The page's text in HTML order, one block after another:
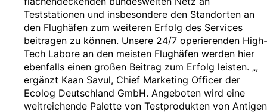
Teststationen und insbesondere den Standorten an
den Flughäfen zum weiteren Erfolg des Services
beitragen zu können. Unsere 24/7 operierenden High-
Tech Labore an den meisten Flughäfen werden hier
ebenfalls einen großen Beitrag zum Erfolg leisten. „,
ergänzt Kaan Savul, Chief Marketing Officer der
Ecolog Deutschland GmbH. Angeboten wird eine
weitreichende Palette von Testprodukten von